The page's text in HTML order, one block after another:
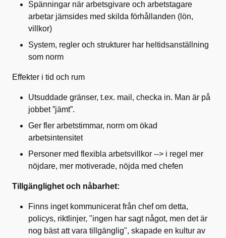
Spänningar när arbetsgivare och arbetstagare
arbetar jämsides med skilda förhållanden (lön,
villkor)
System, regler och strukturer har heltidsanställning
som norm
Effekter i tid och rum
Utsuddade gränser, t.ex. mail, checka in. Man är på
jobbet ”jämt”.
Ger fler arbetstimmar, norm om ökad
arbetsintensitet
Personer med flexibla arbetsvillkor --> i regel mer
nöjdare, mer motiverade, nöjda med chefen
Tillgänglighet och nåbarhet:
Finns inget kommunicerat från chef om detta,
policys, riktlinjer, "ingen har sagt något, men det är
nog bäst att vara tillgänglig", skapade en kultur av